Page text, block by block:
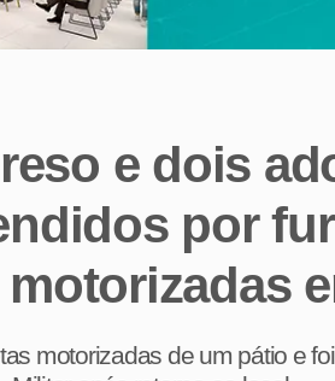
e dois
por
motorizadas de um pátio e